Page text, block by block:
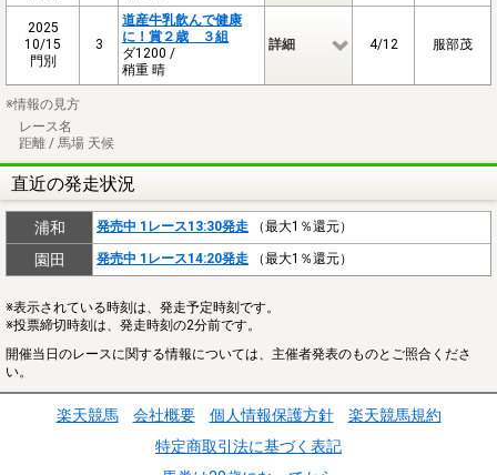
2025
10/15
門別
3
道産牛乳飲んで健康
に！賞２歳 ３組
ダ1200 /
稍重 晴
詳細 4/12 服部茂
※情報の見方
レース名
距離 / 馬場 天候
直近の発走状況
浦和 発売中 1レース13:30発走 （最大1％還元）
園田 発売中 1レース14:20発走 （最大1％還元）
※表示されている時刻は、発走予定時刻です。
※投票締切時刻は、発走時刻の2分前です。
開催当日のレースに関する情報については、主催者発表のものとご照合くださ
い。
楽天競馬 会社概要 個人情報保護方針
楽天競馬規約
特定商取引法に基づく表記